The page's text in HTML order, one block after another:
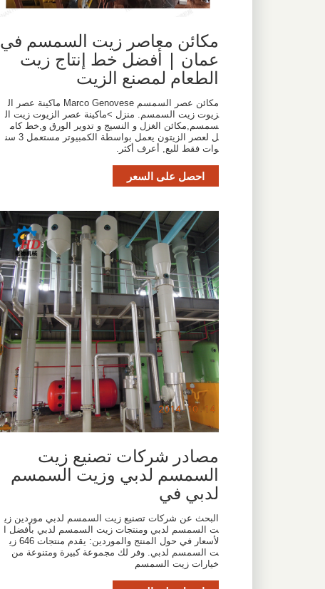
مكائن معاصر زيت السمسم في
عمان | أفضل خط إنتاج زيت
الطعام لمصنع الزيت
مكائن عصر السمسم Marco Genovese ماكينة عصر ال
زيوت زيت السمسم. منزل >ماكينة عصر الزيوت زيت ال
سمسم,مكائن الغزل و النسيج و تدوير الورق و,خط كام
ل لعصر الزيتون يعمل بواسطة الكمبيوتر مستعمل 3 سن
وات فقط للبع, أعرف أكثر.
احصل على السعر
مصادر شركات تصنيع زيت
السمسم لدبي وزيت السمسم
لدبي في
البحث عن شركات تصنيع زيت السمسم لدبي موردين زي
ت السمسم لدبي ومنتجات زيت السمسم لدبي بأفضل ا
لأسعار في حول المنتج والموردين: يقدم منتجات 646 زي
ت السمسم لدبي. وفر لك مجموعة كبيرة ومتنوعة من
خيارات زيت السمسم